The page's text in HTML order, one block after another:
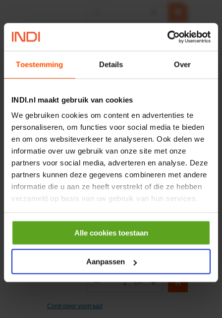
Toestemming Details Over
INDI.nl maakt gebruik van cookies
We gebruiken cookies om content en advertenties te
personaliseren, om functies voor social media te bieden
en om ons websiteverkeer te analyseren. Ook delen we
informatie over uw gebruik van onze site met onze
partners voor social media, adverteren en analyse. Deze
partners kunnen deze gegevens combineren met andere
informatie die u aan ze heeft verstrekt of die ze hebben
verzameld op basis van uw gebruik van hun services.
Alle cookies toestaan
Aanpassen
HP 12 MOTOR B14 380VAC
Merknaam:Emmegi
incl. BTW
− +
Onlangs bekeken:
Vergelijken
Kogellager 17x47x14mm
RSR C3
Merknaam:FAG
− Aantal
EA +
Controleer voorraad